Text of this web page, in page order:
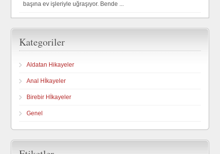
başına ev işleriyle uğraşıyor. Bende ...
Kategoriler
Aldatan Hikayeler
Anal Hİkayeler
Birebir Hİkayeler
Genel